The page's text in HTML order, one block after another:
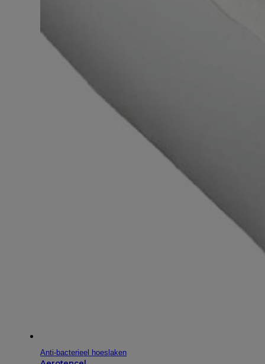
Anti-bacterieel hoeslaken